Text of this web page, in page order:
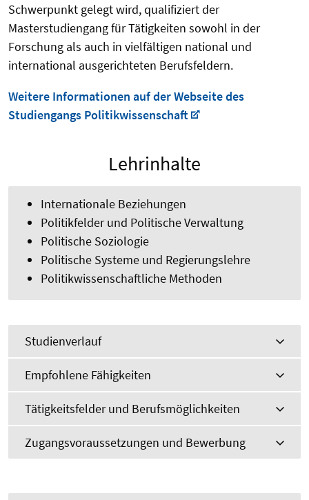
Schwerpunkt gelegt wird, qualifiziert der
Masterstudiengang für Tätigkeiten sowohl in der
Forschung als auch in vielfältigen national und
international ausgerichteten Berufsfeldern.
Weitere Informationen auf der Webseite des
Studiengangs Politikwissenschaft
Lehrinhalte
Internationale Beziehungen
Politikfelder und Politische Verwaltung
Politische Soziologie
Politische Systeme und Regierungslehre
Politikwissenschaftliche Methoden
Studienverlauf
Empfohlene Fähigkeiten
Tätigkeitsfelder und Berufsmöglichkeiten
Zugangsvoraussetzungen und Bewerbung